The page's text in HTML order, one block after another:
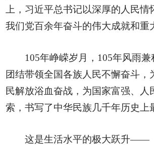
上，习近平总书记以深厚的人民情
我们党百余年奋斗的伟大成就和重
105年峥嵘岁月，105年风雨
团结带领全国各族人民不懈奋斗，
民解放浴血奋战，为国家富强、人
索，书写了中华民族几千年历史上
这是生活水平的极大跃升——